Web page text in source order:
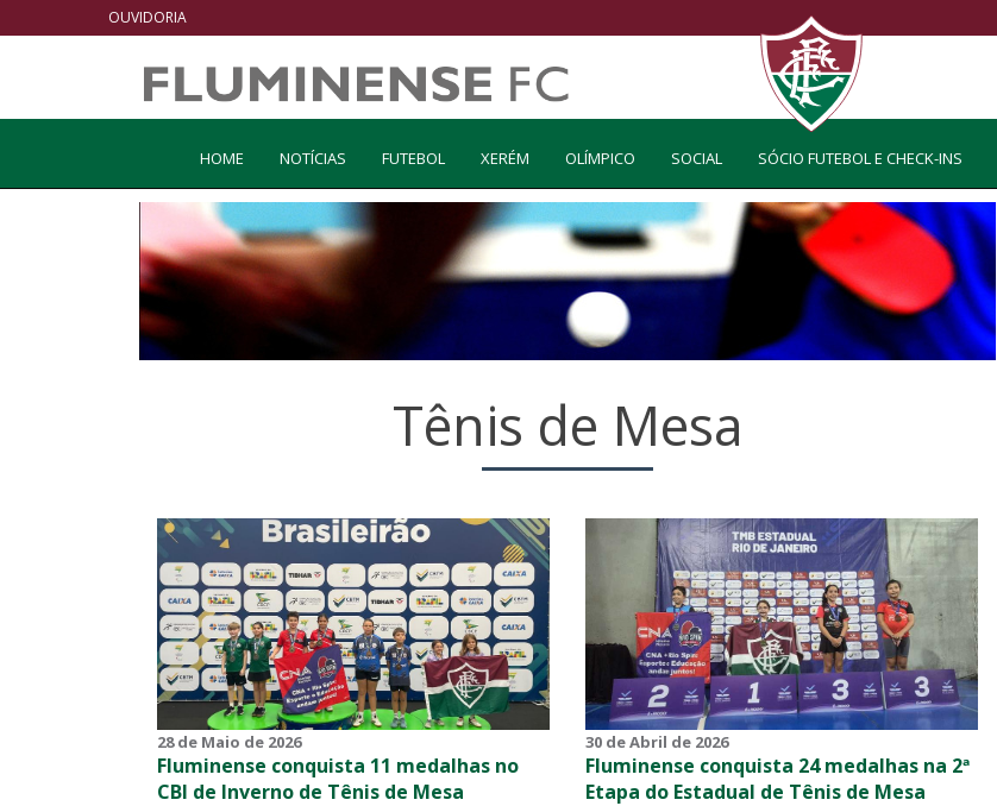
OUVIDORIA
HOME NOTÍCIAS FUTEBOL XERÉM OLÍMPICO SOCIAL SÓCIO FUTEBOL E CHECK-INS
Tênis de Mesa
28 de Maio de 2026
Fluminense conquista 11 medalhas no
CBI de Inverno de Tênis de Mesa
30 de Abril de 2026
Fluminense conquista 24 medalhas na 2ª
Etapa do Estadual de Tênis de Mesa